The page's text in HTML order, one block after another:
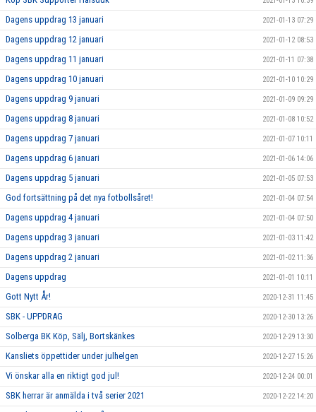
Dagens uppdrag 13 januari 2021-01-13 07:29
Dagens uppdrag 12 januari 2021-01-12 08:53
Dagens uppdrag 11 januari 2021-01-11 07:38
Dagens uppdrag 10 januari 2021-01-10 10:29
Dagens uppdrag 9 januari 2021-01-09 09:29
Dagens uppdrag 8 januari 2021-01-08 10:52
Dagens uppdrag 7 januari 2021-01-07 10:11
Dagens uppdrag 6 januari 2021-01-06 14:06
Dagens uppdrag 5 januari 2021-01-05 07:53
God fortsättning på det nya fotbollsåret! 2021-01-04 07:54
Dagens uppdrag 4 januari 2021-01-04 07:50
Dagens uppdrag 3 januari 2021-01-03 11:42
Dagens uppdrag 2 januari 2021-01-02 11:36
Dagens uppdrag 2021-01-01 10:11
Gott Nytt År! 2020-12-31 11:45
SBK - UPPDRAG 2020-12-30 13:26
Solberga BK Köp, Sälj, Bortskänkes 2020-12-29 13:30
Kansliets öppettider under julhelgen 2020-12-27 15:26
Vi önskar alla en riktigt god jul! 2020-12-24 00:01
SBK herrar är anmälda i två serier 2021 2020-12-22 14:20